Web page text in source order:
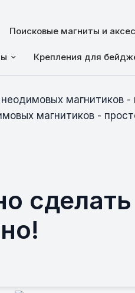
Поисковые магниты и
Крепления для
магнитиков -
магнитиков -